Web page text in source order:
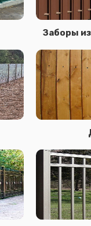
Заборы